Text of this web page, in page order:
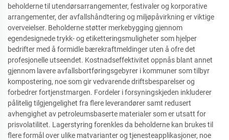
beholderne til utendørsarrangementer, festivaler og korporative
arrangementer, der avfallshåndtering og miljøpåvirkning er viktige
overveielser. Beholderne støtter merkebygging gjennom
egendesignede trykk- og etiketteringsmuligheter som hjelper
bedrifter med å formidle bærekraftmeldinger uten å ofre det
profesjonelle utseendet. Kostnadseffektivitet oppnås blant annet
gjennom lavere avfallsbortføringsgebyrer i kommuner som tilbyr
kompostering, noe som gir vedvarende driftsbesparelser og
forbedrer fortjenstmargen. Fordeler i forsyningskjeden inkluderer
pålitelig tilgjengelighet fra flere leverandører samt redusert
avhengighet av petroleumsbaserte materialer som er utsatt for
prisvolatilitet. Lagerstyring forenkles da beholderne kan brukes til
flere formål over ulike matvarianter og tjenesteapplikasjoner, noe